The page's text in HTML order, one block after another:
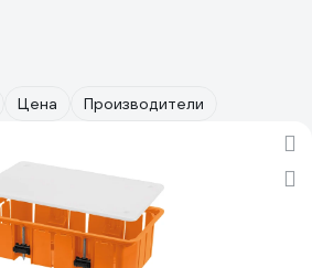
Цена Производители